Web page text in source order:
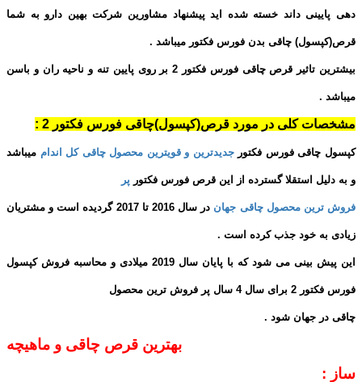
دهی پایینی داند خسته شده اید پیشنهاد مشاورین شرکت بهین دارو به شما
قرص(کپسول) چاقی بدن فورس فکتور میباشد .
بیشترین تاثیر قرص چاقی فورس فکتور 2 بر روی پایین تنه و ناحیه ران و باسن
میباشد .
مشخصات کلی در مورد قرص(کپسول)چاقی فورس فکتور 2 :
کپسول چاقی فورس فکتور جدیدترین و قویترین محصول چاقی کل اندام میباشد
و به دلیل استقلا گسترده از این قرص فورس فکتور پر
فروش ترین محصول چاقی جهان در سال 2016 تا 2017 گردیده است و مشتریان
زیادی به خود جذب کرده است .
این پیش بینی می شود که با پایان سال 2019 میلادی و محاسبه فروش کپسول
فورس فکتور 2 برای سال 4 سال پر فروش ترین محصول
چاقی در جهان شود .
بهترین قرص چاقی و ماهیچه
ساز :